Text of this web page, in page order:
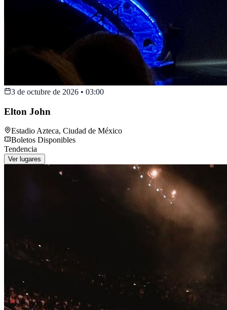
3 de octubre de 2026 • 03:00
Elton John
Estadio Azteca, Ciudad de México
Boletos Disponibles
Tendencia
Ver lugares